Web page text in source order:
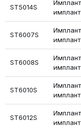
ST5014S
ST6007S
ST6008S
ST6010S
ST6012S